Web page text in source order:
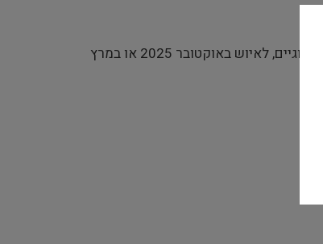
בית הספר לארכיאולוגיה ולתרבויות ימיות פותח מכרז בחוג לשימור מורשת התרבות החומרית, בתחום שימור מבנים ואתרים ארכיאולוגיים, לאיוש באוקטובר 2025 או במרץ